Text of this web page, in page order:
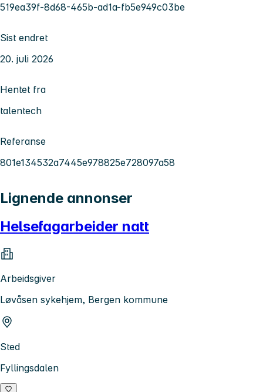
519ea39f-8d68-465b-ad1a-fb5e949c03be
Sist endret
20. juli 2026
Hentet fra
talentech
Referanse
801e134532a7445e978825e728097a58
Lignende annonser
Helsefagarbeider natt
Arbeidsgiver
Løvåsen sykehjem, Bergen kommune
Sted
Fyllingsdalen